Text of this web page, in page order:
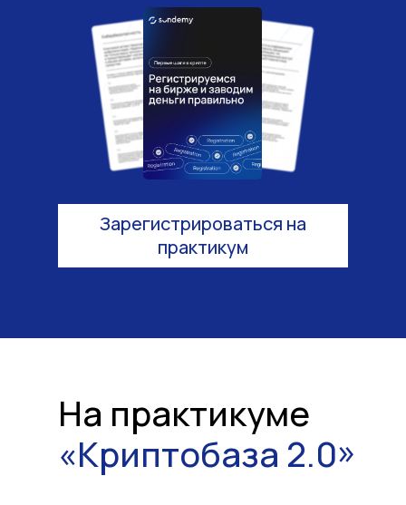
Зарегистрироваться на
практикум
На практикуме
«Криптобаза 2.0»